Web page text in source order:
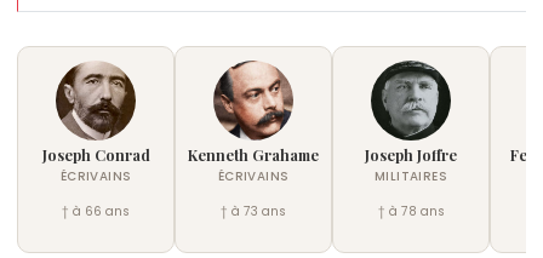
Joseph Conrad
ÉCRIVAINS
† à 66 ans
Kenneth Grahame
ÉCRIVAINS
† à 73 ans
Joseph Joffre
MILITAIRES
† à 78 ans